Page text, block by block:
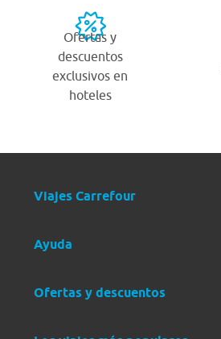
Ofertas y
descuentos
exclusivos en
hoteles
Viajes Carrefour
Ayuda
Ofertas y descuentos